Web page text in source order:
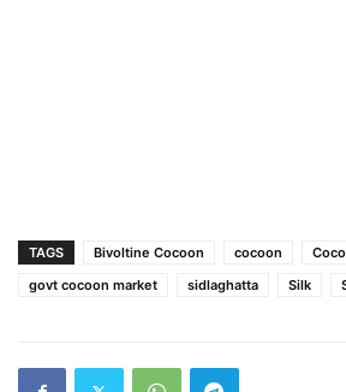
TAGS Bivoltine Cocoon cocoon
govt cocoon market
sidlaghatta Silk